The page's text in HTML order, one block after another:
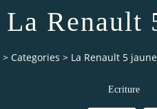
La Renault
> Categories > La Renault 5 jaune
Ecriture